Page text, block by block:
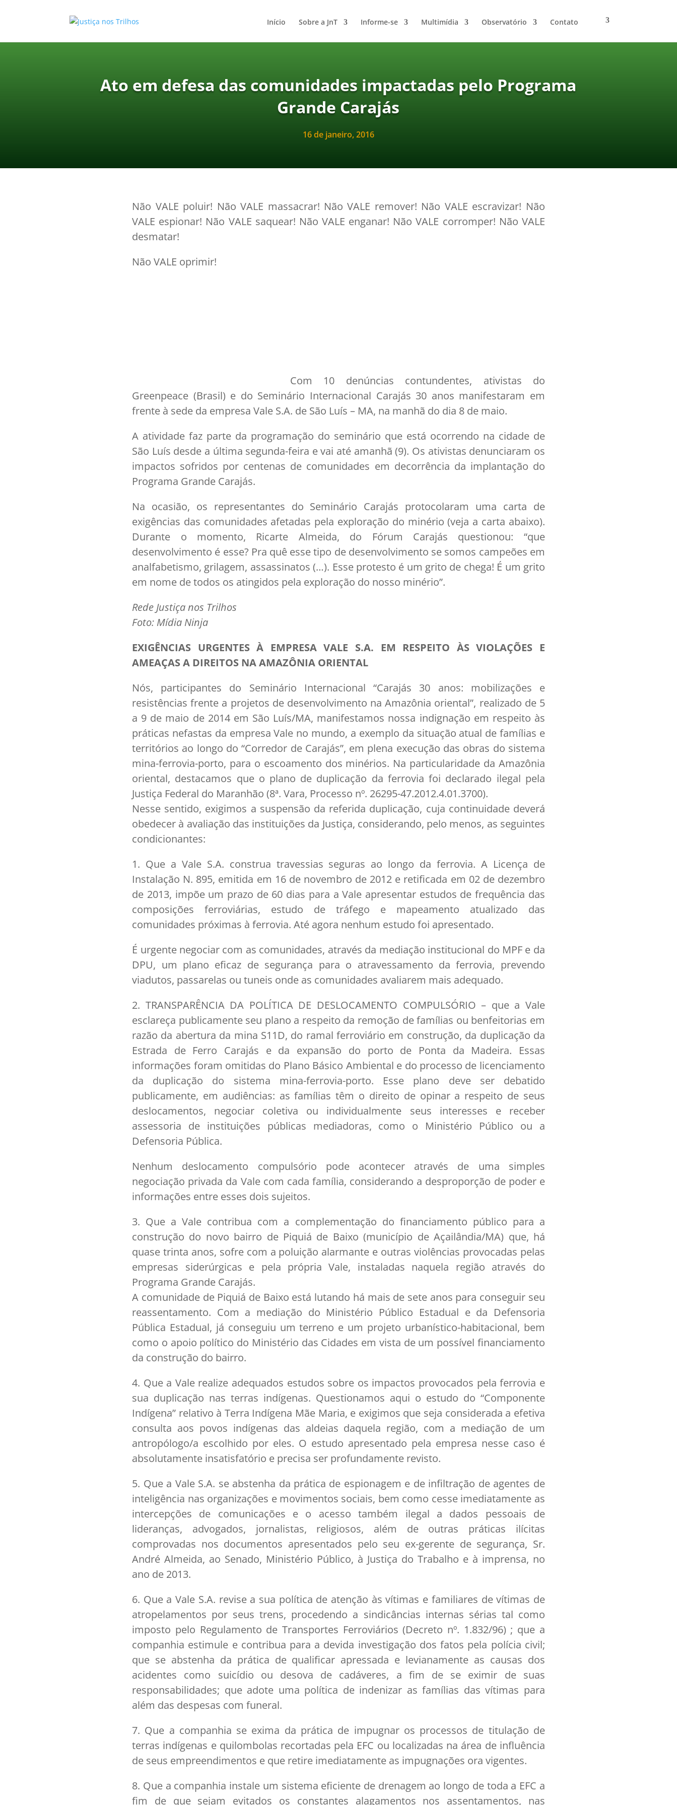
Início Sobre a JnT Informe-se Multimídia Observatório Contato
Ato em defesa das comunidades impactadas pelo Programa
Grande Carajás
16 de janeiro, 2016
Não VALE poluir! Não VALE massacrar! Não VALE remover! Não VALE escravizar! Não
VALE espionar! Não VALE saquear! Não VALE enganar! Não VALE corromper! Não VALE
desmatar!
Não VALE oprimir!
Com 10 denúncias contundentes, ativistas do
Greenpeace (Brasil) e do Seminário Internacional Carajás 30 anos manifestaram em
frente à sede da empresa Vale S.A. de São Luís – MA, na manhã do dia 8 de maio.
A atividade faz parte da programação do seminário que está ocorrendo na cidade de
São Luís desde a última segunda-feira e vai até amanhã (9). Os ativistas denunciaram os
impactos sofridos por centenas de comunidades em decorrência da implantação do
Programa Grande Carajás.
Na ocasião, os representantes do Seminário Carajás protocolaram uma carta de
exigências das comunidades afetadas pela exploração do minério (veja a carta abaixo).
Durante o momento, Ricarte Almeida, do Fórum Carajás questionou: “que
desenvolvimento é esse? Pra quê esse tipo de desenvolvimento se somos campeões em
analfabetismo, grilagem, assassinatos (…). Esse protesto é um grito de chega! É um grito
em nome de todos os atingidos pela exploração do nosso minério”.
Rede Justiça nos Trilhos
Foto: Mídia Ninja
EXIGÊNCIAS URGENTES À EMPRESA VALE S.A. EM RESPEITO ÀS VIOLAÇÕES E
AMEAÇAS A DIREITOS NA AMAZÔNIA ORIENTAL
Nós, participantes do Seminário Internacional “Carajás 30 anos: mobilizações e
resistências frente a projetos de desenvolvimento na Amazônia oriental”, realizado de 5
a 9 de maio de 2014 em São Luís/MA, manifestamos nossa indignação em respeito às
práticas nefastas da empresa Vale no mundo, a exemplo da situação atual de famílias e
territórios ao longo do “Corredor de Carajás”, em plena execução das obras do sistema
mina-ferrovia-porto, para o escoamento dos minérios. Na particularidade da Amazônia
oriental, destacamos que o plano de duplicação da ferrovia foi declarado ilegal pela
Justiça Federal do Maranhão (8ª. Vara, Processo nº. 26295-47.2012.4.01.3700).
Nesse sentido, exigimos a suspensão da referida duplicação, cuja continuidade deverá
obedecer à avaliação das instituições da Justiça, considerando, pelo menos, as seguintes
condicionantes:
1. Que a Vale S.A. construa travessias seguras ao longo da ferrovia. A Licença de
Instalação N. 895, emitida em 16 de novembro de 2012 e retificada em 02 de dezembro
de 2013, impõe um prazo de 60 dias para a Vale apresentar estudos de frequência das
composições ferroviárias, estudo de tráfego e mapeamento atualizado das
comunidades próximas à ferrovia. Até agora nenhum estudo foi apresentado.
É urgente negociar com as comunidades, através da mediação institucional do MPF e da
DPU, um plano eficaz de segurança para o atravessamento da ferrovia, prevendo
viadutos, passarelas ou tuneis onde as comunidades avaliarem mais adequado.
2. TRANSPARÊNCIA DA POLÍTICA DE DESLOCAMENTO COMPULSÓRIO – que a Vale
esclareça publicamente seu plano a respeito da remoção de famílias ou benfeitorias em
razão da abertura da mina S11D, do ramal ferroviário em construção, da duplicação da
Estrada de Ferro Carajás e da expansão do porto de Ponta da Madeira. Essas
informações foram omitidas do Plano Básico Ambiental e do processo de licenciamento
da duplicação do sistema mina-ferrovia-porto. Esse plano deve ser debatido
publicamente, em audiências: as famílias têm o direito de opinar a respeito de seus
deslocamentos, negociar coletiva ou individualmente seus interesses e receber
assessoria de instituições públicas mediadoras, como o Ministério Público ou a
Defensoria Pública.
Nenhum deslocamento compulsório pode acontecer através de uma simples
negociação privada da Vale com cada família, considerando a desproporção de poder e
informações entre esses dois sujeitos.
3. Que a Vale contribua com a complementação do financiamento público para a
construção do novo bairro de Piquiá de Baixo (município de Açailândia/MA) que, há
quase trinta anos, sofre com a poluição alarmante e outras violências provocadas pelas
empresas siderúrgicas e pela própria Vale, instaladas naquela região através do
Programa Grande Carajás.
A comunidade de Piquiá de Baixo está lutando há mais de sete anos para conseguir seu
reassentamento. Com a mediação do Ministério Público Estadual e da Defensoria
Pública Estadual, já conseguiu um terreno e um projeto urbanístico-habitacional, bem
como o apoio político do Ministério das Cidades em vista de um possível financiamento
da construção do bairro.
4. Que a Vale realize adequados estudos sobre os impactos provocados pela ferrovia e
sua duplicação nas terras indígenas. Questionamos aqui o estudo do “Componente
Indígena” relativo à Terra Indígena Mãe Maria, e exigimos que seja considerada a efetiva
consulta aos povos indígenas das aldeias daquela região, com a mediação de um
antropólogo/a escolhido por eles. O estudo apresentado pela empresa nesse caso é
absolutamente insatisfatório e precisa ser profundamente revisto.
5. Que a Vale S.A. se abstenha da prática de espionagem e de infiltração de agentes de
inteligência nas organizações e movimentos sociais, bem como cesse imediatamente as
intercepções de comunicações e o acesso também ilegal a dados pessoais de
lideranças, advogados, jornalistas, religiosos, além de outras práticas ilícitas
comprovadas nos documentos apresentados pelo seu ex-gerente de segurança, Sr.
André Almeida, ao Senado, Ministério Público, à Justiça do Trabalho e à imprensa, no
ano de 2013.
6. Que a Vale S.A. revise a sua política de atenção às vítimas e familiares de vítimas de
atropelamentos por seus trens, procedendo a sindicâncias internas sérias tal como
imposto pelo Regulamento de Transportes Ferroviários (Decreto nº. 1.832/96) ; que a
companhia estimule e contribua para a devida investigação dos fatos pela polícia civil;
que se abstenha da prática de qualificar apressada e levianamente as causas dos
acidentes como suicídio ou desova de cadáveres, a fim de se eximir de suas
responsabilidades; que adote uma política de indenizar as famílias das vítimas para
além das despesas com funeral.
7. Que a companhia se exima da prática de impugnar os processos de titulação de
terras indígenas e quilombolas recortadas pela EFC ou localizadas na área de influência
de seus empreendimentos e que retire imediatamente as impugnações ora vigentes.
8. Que a companhia instale um sistema eficiente de drenagem ao longo de toda a EFC a
fim de que sejam evitados os constantes alagamentos nos assentamentos, nas